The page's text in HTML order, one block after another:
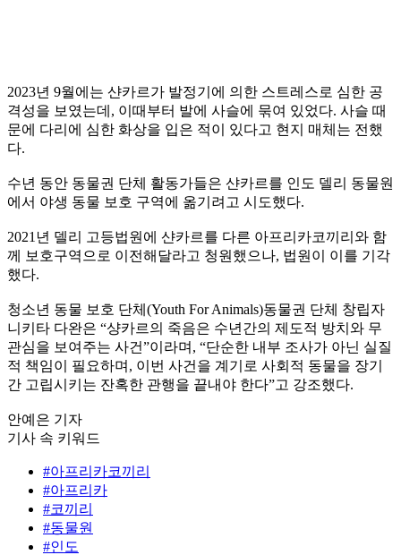
2023년 9월에는 샨카르가 발정기에 의한 스트레스로 심한 공
격성을 보였는데, 이때부터 발에 사슬에 묶여 있었다. 사슬 때
문에 다리에 심한 화상을 입은 적이 있다고 현지 매체는 전했
다.
수년 동안 동물권 단체 활동가들은 샨카르를 인도 델리 동물원
에서 야생 동물 보호 구역에 옮기려고 시도했다.
2021년 델리 고등법원에 샨카르를 다른 아프리카코끼리와 함
께 보호구역으로 이전해달라고 청원했으나, 법원이 이를 기각
했다.
청소년 동물 보호 단체(Youth For Animals)동물권 단체 창립자
니키타 다완은 “샹카르의 죽음은 수년간의 제도적 방치와 무
관심을 보여주는 사건”이라며, “단순한 내부 조사가 아닌 실질
적 책임이 필요하며, 이번 사건을 계기로 사회적 동물을 장기
간 고립시키는 잔혹한 관행을 끝내야 한다”고 강조했다.
안예은 기자
기사 속 키워드
#아프리카코끼리
#아프리카
#코끼리
#동물원
#인도